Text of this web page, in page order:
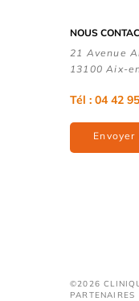
NOUS
21 Avenue
13100 Aix-
Tél : 04 42
©2026
PARTENAIRES